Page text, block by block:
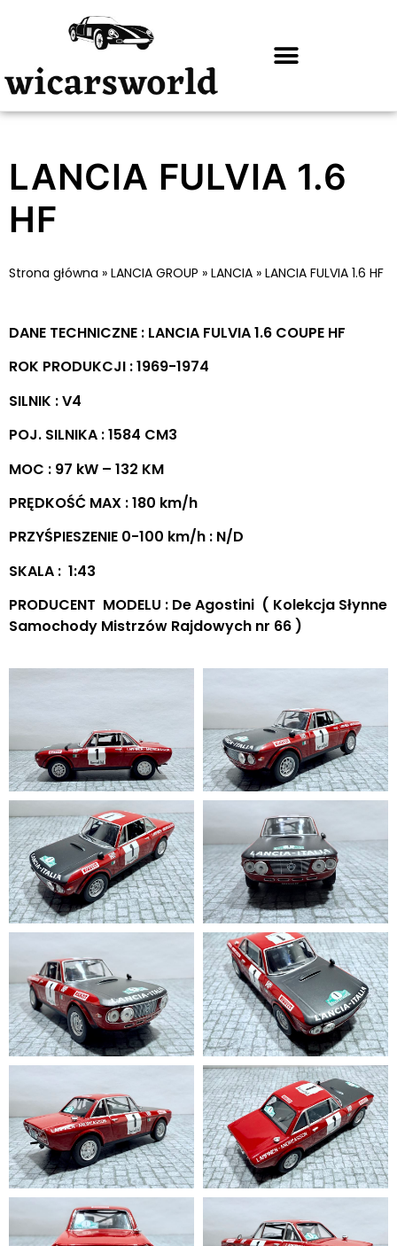
LANCIA FULVIA 1.6
HF
Strona główna » LANCIA GROUP » LANCIA » LANCIA FULVIA 1.6 HF
DANE TECHNICZNE : LANCIA FULVIA 1.6 COUPE HF
ROK PRODUKCJI : 1969-1974
SILNIK : V4
POJ. SILNIKA : 1584 CM3
MOC : 97 kW – 132 KM
PRĘDKOŚĆ MAX : 180 km/h
PRZYŚPIESZENIE 0-100 km/h : N/D
SKALA : 1:43
PRODUCENT MODELU : De Agostini ( Kolekcja Słynne
Samochody Mistrzów Rajdowych nr 66 )